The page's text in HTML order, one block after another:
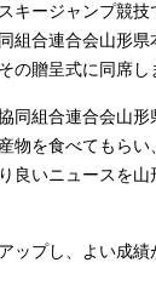
キージャンプ競
組合連合会山形
の贈呈式に同席し
同組合連合会山
物を食べてもら
良いニュースを山
ップし、よい成績